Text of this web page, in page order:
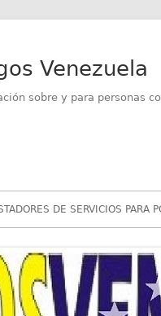
Venezuela
sobre y para personas
DE SERVICIOS PARA